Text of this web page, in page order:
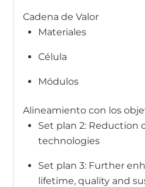
Cadena de Valor
Materiales
Célula
Módulos
Alineamiento con los
Set plan 2: Reduction
technologies
Set plan 3: Further
lifetime, quality and